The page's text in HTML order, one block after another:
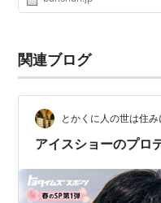
関連ブログ
とかくに人の世は住
アイスショーのプロ